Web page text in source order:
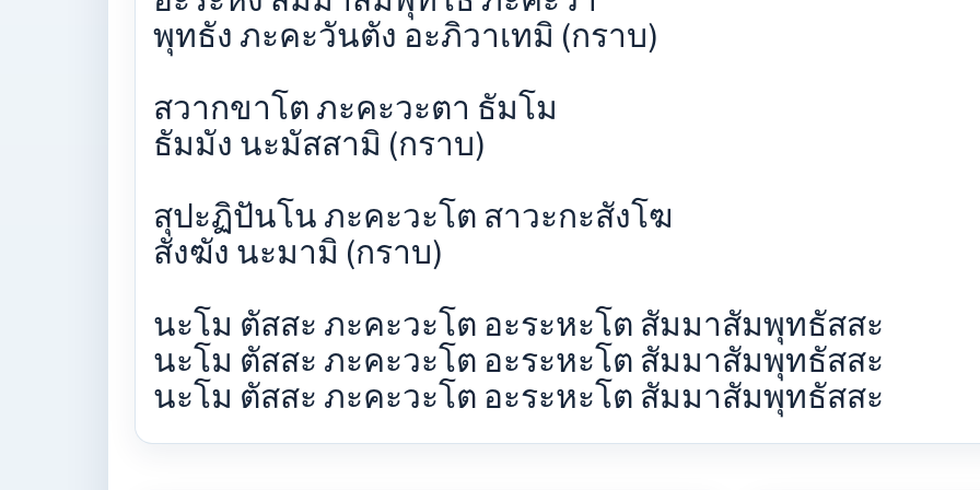
พุทธัง ภะคะวันตัง อะภิวาเทมิ (กราบ)
สวากขาโต ภะคะวะตา ธัมโม
ธัมมัง นะมัสสามิ (กราบ)
สุปะฏิปันโน ภะคะวะโต สาวะกะสังโฆ
สังฆัง นะมามิ (กราบ)
นะโม ตัสสะ ภะคะวะโต อะระหะโต สัมมาสัมพุทธัสสะ
นะโม ตัสสะ ภะคะวะโต อะระหะโต สัมมาสัมพุทธัสสะ
นะโม ตัสสะ ภะคะวะโต อะระหะโต สัมมาสัมพุทธัสสะ